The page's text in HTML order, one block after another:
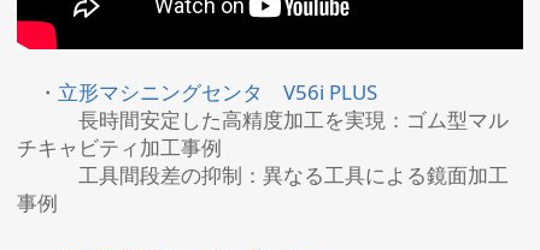
・ 立形マシニングセンタ V56i PLUS
長時間安定した高精度加工を実現：ゴム型マル
チキャビティ加工事例
工具間段差の抑制：異なる工具による鏡面加工
事例